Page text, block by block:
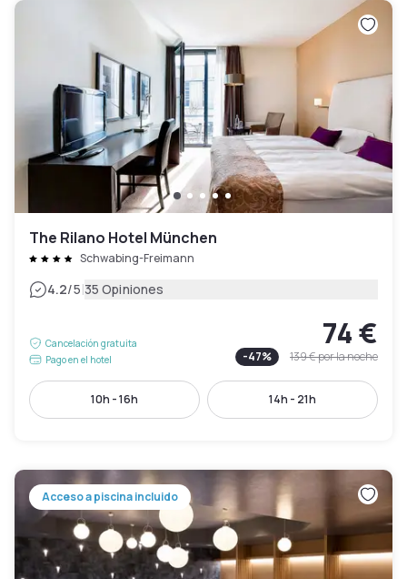
The Rilano Hotel München
Schwabing-Freimann
4.2/5|35 Opiniones
Cancelación gratuita
Pago en el hotel
74 €
-47% 139 €por la noche
10h - 16h 14h - 21h
Acceso a piscina incluido